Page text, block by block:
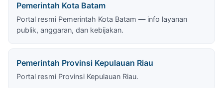
Pemerintah Kota Batam
Portal resmi Pemerintah Kota Batam — info layanan
publik, anggaran, dan kebijakan.
Pemerintah Provinsi Kepulauan Riau
Portal resmi Provinsi Kepulauan Riau.